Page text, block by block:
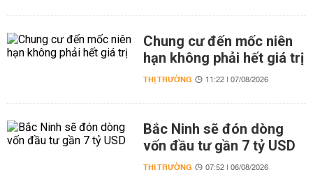
Chung cư đến mốc niên
hạn không phải hết giá trị
THỊ TRƯỜNG 11:22 | 07/08/2026
Bắc Ninh sẽ đón dòng
vốn đầu tư gần 7 tỷ USD